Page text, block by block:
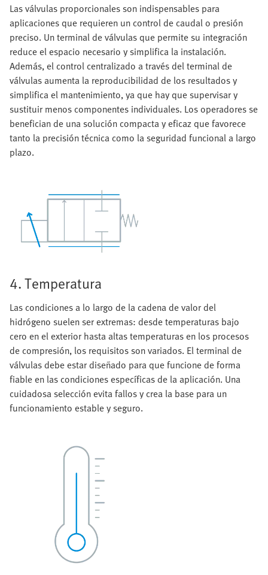
Las válvulas proporcionales son indispensables para
aplicaciones que requieren un control de caudal o presión
preciso. Un terminal de válvulas que permite su integración
reduce el espacio necesario y simplifica la instalación.
Además, el control centralizado a través del terminal de
válvulas aumenta la reproducibilidad de los resultados y
simplifica el mantenimiento, ya que hay que supervisar y
sustituir menos componentes individuales. Los operadores se
benefician de una solución compacta y eficaz que favorece
tanto la precisión técnica como la seguridad funcional a largo
plazo.
4. Temperatura
Las condiciones a lo largo de la cadena de valor del
hidrógeno suelen ser extremas: desde temperaturas bajo
cero en el exterior hasta altas temperaturas en los procesos
de compresión, los requisitos son variados. El terminal de
válvulas debe estar diseñado para que funcione de forma
fiable en las condiciones específicas de la aplicación. Una
cuidadosa selección evita fallos y crea la base para un
funcionamiento estable y seguro.